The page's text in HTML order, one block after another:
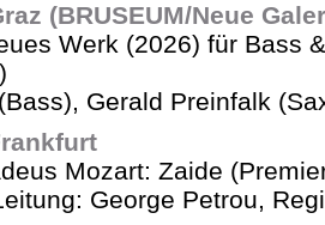
(BRUSEUM/Neue
Werk (2026) für Bass
Gerald Preinfalk
Mozart: Zaide
George Petrou,